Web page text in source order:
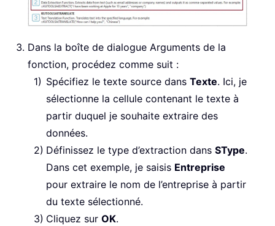
Dans la boîte de dialogue Arguments de la
fonction, procédez comme suit :
Spécifiez le texte source dans Texte. Ici, je
sélectionne la cellule contenant le texte à
partir duquel je souhaite extraire des
données.
Définissez le type d’extraction dans SType.
Dans cet exemple, je saisis Entreprise
pour extraire le nom de l’entreprise à partir
du texte sélectionné.
Cliquez sur OK.